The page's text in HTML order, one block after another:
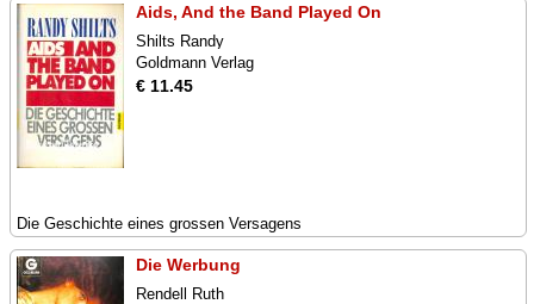
Aids, And the Band Played On
Shilts Randy
Goldmann Verlag
€ 11.45
Die Geschichte eines grossen Versagens
Die Werbung
Rendell Ruth